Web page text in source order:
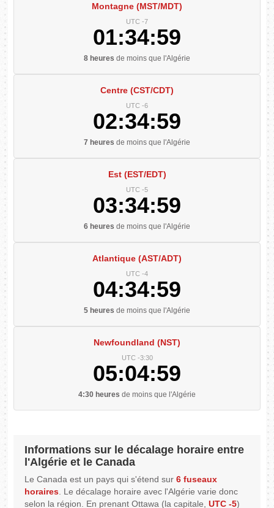
Montagne (MST/MDT)
UTC -7
01:34:59
8 heures de moins que l'Algérie
Centre (CST/CDT)
UTC -6
02:34:59
7 heures de moins que l'Algérie
Est (EST/EDT)
UTC -5
03:34:59
6 heures de moins que l'Algérie
Atlantique (AST/ADT)
UTC -4
04:34:59
5 heures de moins que l'Algérie
Newfoundland (NST)
UTC -3:30
05:04:59
4:30 heures de moins que l'Algérie
Informations sur le décalage horaire entre
l'Algérie et le Canada
Le Canada est un pays qui s'étend sur6 fuseaux
horaires. Le décalage horaire avec l'Algérie varie donc
selon la région. En prenant Ottawa (la capitale,UTC -5)